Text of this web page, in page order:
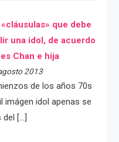
«cláusulas» que debe
una idol, de acuerdo
Chan e hija
2013
de los años 70s
imágen idol apenas se
[…]